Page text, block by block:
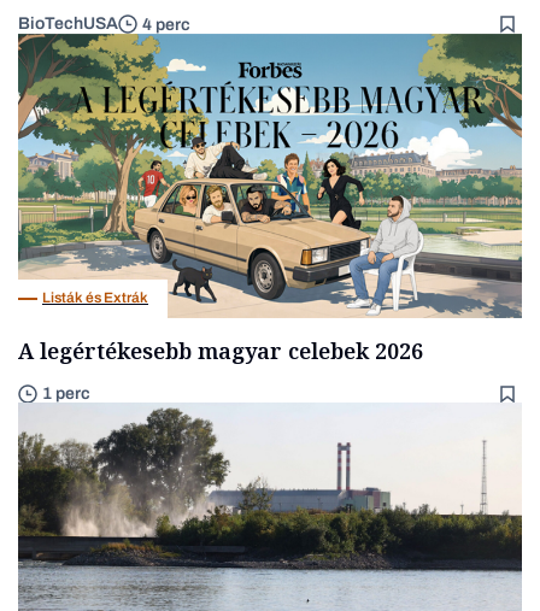
BioTechUSA 4 perc
Listák és Extrák
A legértékesebb magyar celebek 2026
1 perc